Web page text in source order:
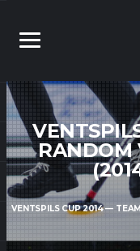
RANDOM
VENTSPILS CUP 2014 —